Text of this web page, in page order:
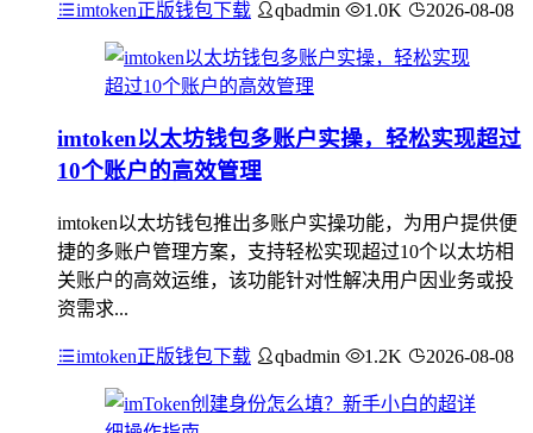
imtoken正版钱包下载 qbadmin 1.0K 2026-08-08
imtoken以太坊钱包多账户实操，轻松实现超过
10个账户的高效管理
imtoken以太坊钱包推出多账户实操功能，为用户提供便
捷的多账户管理方案，支持轻松实现超过10个以太坊相
关账户的高效运维，该功能针对性解决用户因业务或投
资需求...
imtoken正版钱包下载 qbadmin 1.2K 2026-08-08